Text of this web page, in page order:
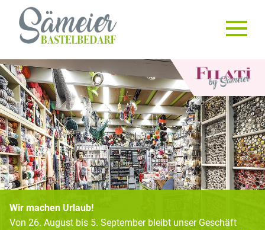
Wir machen Urlaub!
Von 26. August bis 5. September bleibt unser Geschäft